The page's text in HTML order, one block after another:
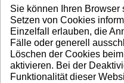
Sie können Ihren
Setzen von Cookies
Einzelfall erlauben, die
Fälle oder generell
Löschen der Cookies
aktivieren. Bei der
Funktionalität dieser